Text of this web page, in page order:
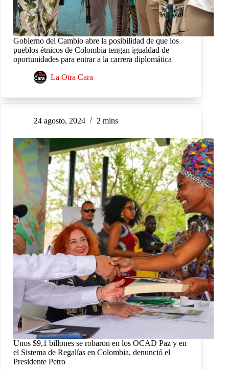
Gobierno del Cambio abre la posibilidad de que los
pueblos étnicos de Colombia tengan igualdad de
oportunidades para entrar a la carrera diplomática
La Otra Cara
24 agosto, 2024 2 mins
Unos $9,1 billones se robaron en los OCAD Paz y en
el Sistema de Regalías en Colombia, denunció el
Presidente Petro